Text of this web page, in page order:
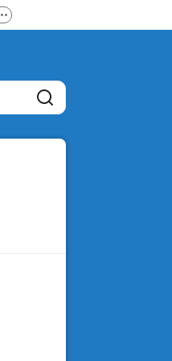
Sök
Fler supportlänkar